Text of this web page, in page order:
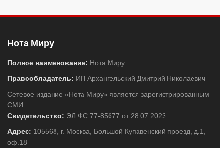
Нота Миру
Полное наименование: Нота Миру
Правообладатель: ИП Архангельский Дмитрий Николаевич
Сетевое издание «Нота Миру» является зарегистрированным
СМИ
Свидетельство: ЭЛ ФС 77-85677 от 28.07.2023
Адрес: 105568, г. Москва, Большой Купавенский проезд, д.1,
оф.18